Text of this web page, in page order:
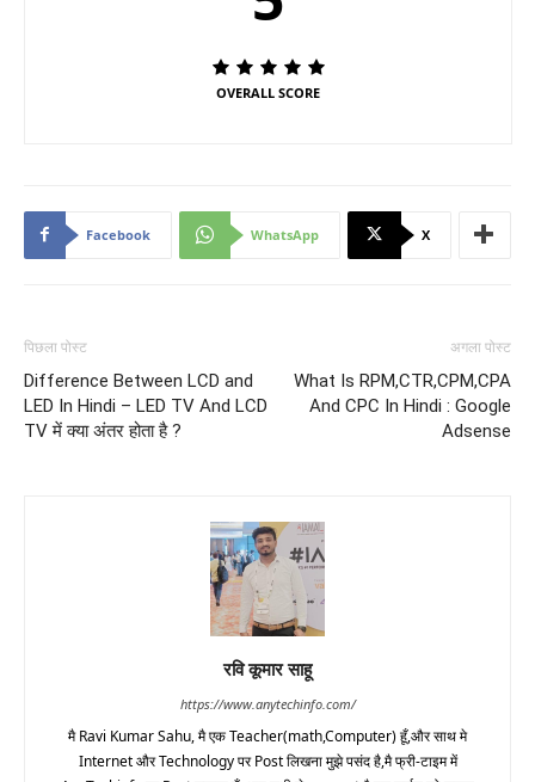
OVERALL SCORE
Facebook WhatsApp X
पिछला पोस्ट
Difference Between LCD and
LED In Hindi – LED TV And LCD
TV में क्या अंतर होता है ?
अगला पोस्ट
What Is RPM,CTR,CPM,CPA
And CPC In Hindi : Google
Adsense
रवि कूमार साहू
https://www.anytechinfo.com/
मै Ravi Kumar Sahu, मै एक Teacher(math,Computer) हूँ,और साथ मे
Internet और Technology पर Post लिखना मुझे पसंद है,मै फ्री-टाइम में